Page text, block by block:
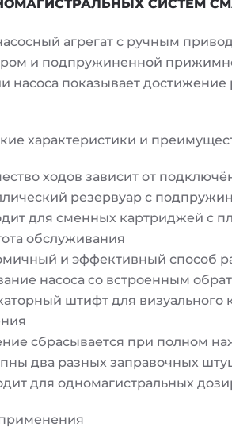
СИСТЕМ
агрегат с ручным
и подпружиненной
насоса показывает достижение
характеристики и
ходов зависит от
резервуар с
для сменных картриджей с
обслуживания
и эффективный способ
насоса со встроенным
штифт для визуального
сбрасывается при полном
два разных заправочных
для одномагистральных